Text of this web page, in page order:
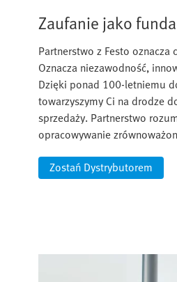
Zaufanie jako
Partnerstwo z Festo oznacza
Oznacza niezawodność,
Dzięki ponad 100-letniemu
towarzyszymy Ci na drodze
sprzedaży. Partnerstwo
opracowywanie
Zostań Dystrybutorem